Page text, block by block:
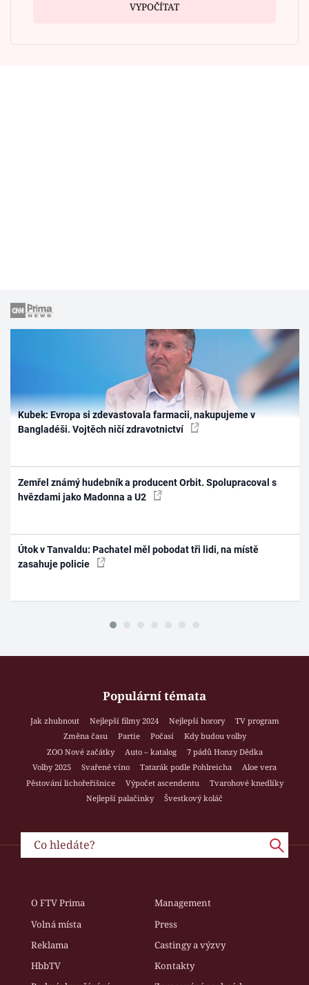
VYPOČÍTAT
Kubek: Evropa si zdevastovala farmacii, nakupujeme v
Bangladéši. Vojtěch ničí zdravotnictví
Zemřel známý hudebník a producent Orbit. Spolupracoval s
hvězdami jako Madonna a U2
Útok v Tanvaldu: Pachatel měl pobodat tři lidi, na místě
zasahuje policie
Populární témata
Jak zhubnout Nejlepší filmy 2024 Nejlepší horory
TV program
Změna času
Partie Počasí
Kdy budou volby
ZOO Nové začátky
Auto – katalog
7 pádů Honzy Dědka
Volby 2025
Svařené víno Tatarák podle Pohlreicha
Aloe vera
Pěstování lichořeřišnice
Výpočet ascendentu
Tvarohové knedlíky
Nejlepší palačinky
Švestkový koláč
O FTV Prima
Management
Volná místa
Press
Reklama
Castingy a výzvy
HbbTV
Kontakty